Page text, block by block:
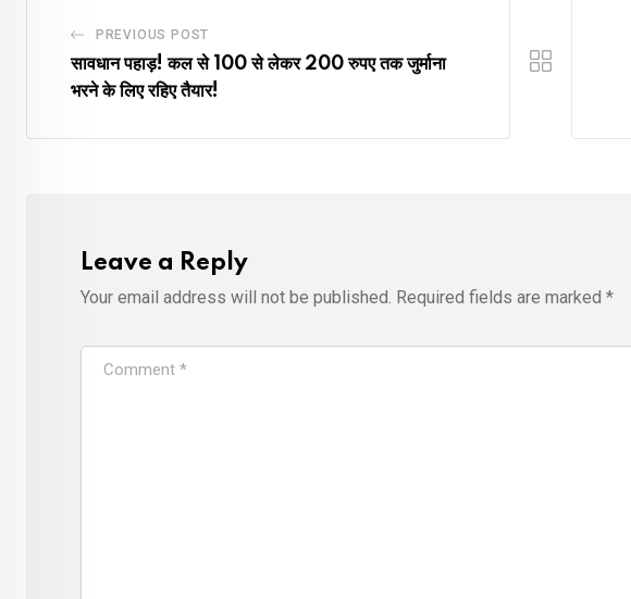
PREVIOUS POST
सावधान पहाड़! कल से 100 से लेकर 200 रुपए तक जुर्माना
भरने के लिए रहिए तैयार!
Leave a Reply
Your email address will not be published. Required fields are marked *